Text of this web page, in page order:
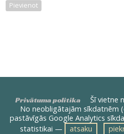
Pievienot
Privātuma politika
Šī vietne
No neobligātajām sīkdatnēm
pastāvīgās Google Analytics
statistikai —
atsaku